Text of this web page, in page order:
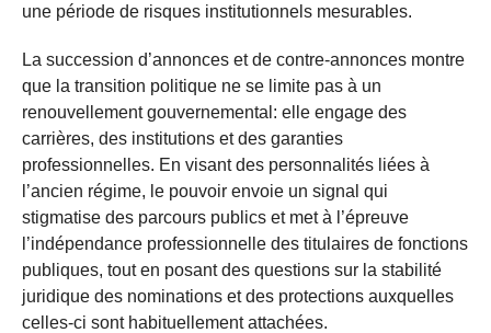
une période de risques institutionnels mesurables.
La succession d’annonces et de contre-annonces montre
que la transition politique ne se limite pas à un
renouvellement gouvernemental: elle engage des
carrières, des institutions et des garanties
professionnelles. En visant des personnalités liées à
l’ancien régime, le pouvoir envoie un signal qui
stigmatise des parcours publics et met à l’épreuve
l’indépendance professionnelle des titulaires de fonctions
publiques, tout en posant des questions sur la stabilité
juridique des nominations et des protections auxquelles
celles-ci sont habituellement attachées.